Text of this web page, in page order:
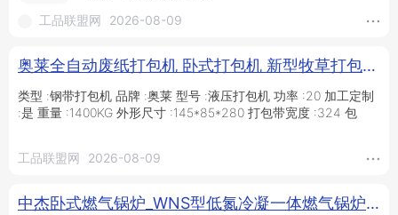
工品联盟网
2026-08-09
奥莱全自动废纸打包机 卧式打包机 新型牧草打包机 质量保证_供应产品_山东奥莱机械有限公司
类型 :钢带打包机 品牌 :奥莱 型号 :液压打包机 功率 :20 加工定制
:是 重量 :1400KG 外形尺寸 :145*85*280 打包带宽度 :324 包
工品联盟网 2026-08-09
中杰卧式燃气锅炉_WNS型低氮冷凝一体燃气锅炉_纺织厂2吨燃气锅炉厂家供应_燃气锅炉_锅炉及配件_机械设备_供应_工品联盟网